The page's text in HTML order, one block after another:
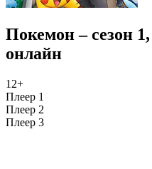
Покемон – сезон
онлайн
12+
Плеер 1
Плеер 2
Плеер 3